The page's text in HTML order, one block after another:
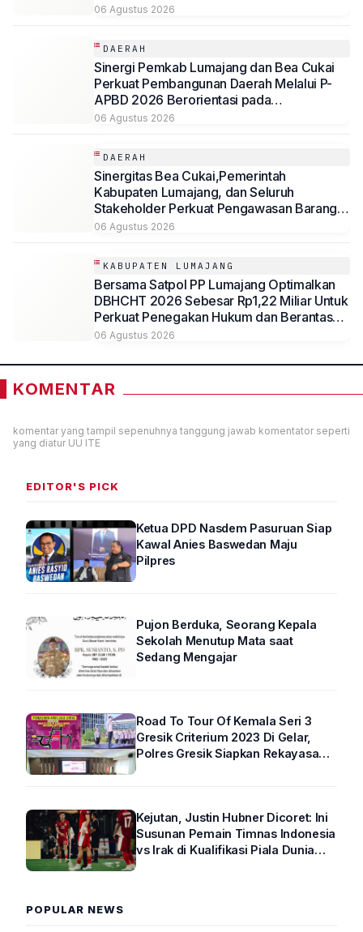
Desa Mojoduwur
06 Agustus 2026
DAERAH
Sinergi Pemkab Lumajang dan Bea Cukai
Perkuat Pembangunan Daerah Melalui P-
APBD 2026 Berorientasi pada
Kesejahteraan Masyarakat
06 Agustus 2026
DAERAH
Sinergitas Bea Cukai,Pemerintah
Kabupaten Lumajang, dan Seluruh
Stakeholder Perkuat Pengawasan Barang
Kena Cukai Ilegal Melalui Pemanfaatan
06 Agustus 2026
KABUPATEN LUMAJANG
Bersama Satpol PP Lumajang Optimalkan
DBHCHT 2026 Sebesar Rp1,22 Miliar Untuk
Perkuat Penegakan Hukum dan Berantas
Rokok Ilegal
06 Agustus 2026
KOMENTAR
komentar yang tampil sepenuhnya tanggung jawab komentator seperti
yang diatur UU ITE
EDITOR'S PICK
Ketua DPD Nasdem Pasuruan Siap
Kawal Anies Baswedan Maju
Pilpres
Pujon Berduka, Seorang Kepala
Sekolah Menutup Mata saat
Sedang Mengajar
Road To Tour Of Kemala Seri 3
Gresik Criterium 2023 Di Gelar,
Polres Gresik Siapkan Rekayasa
Kejutan, Justin Hubner Dicoret: Ini
Susunan Pemain Timnas Indonesia
vs Irak di Kualifikasi Piala Dunia
POPULAR NEWS